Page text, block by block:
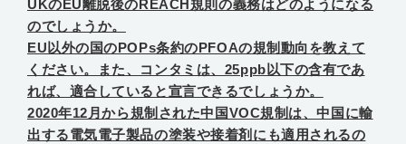
UKのEU離脱後のREACH規則の義務はどのようになる
のでしょうか。
EU以外の国のPOPs条約のPFOAの規制動向を教えて
ください。また、コンタミは、25ppb以下の含有であ
れば、適合していると宣言できるでしょうか。
2020年12月から規制された中国VOC規制は、中国に輸
出する電気電子製品の塗装や接着剤にも適用されるの